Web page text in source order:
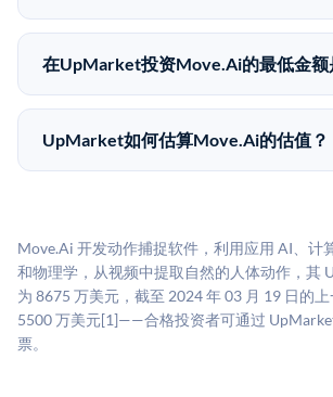
为FINRA注册的经纪交易商促成这些交
理合规、文件和结算事宜。
Pre-IPO持股主要有两种退出途径：在
售给其他买家，或持有直到公司完成IPO
市场条件。任何退出的时间都是不可预
做好多年持有的准备。
在UpMarket投资Move.Ai的最低金额
UpMarket上大多数Pre-IPO产品的最低
50,000美元。具体金额可能因产品和股
UpMarket如何估算Move.Ai的估值？
司可比倍数应用私有公司折扣，以反映
息不对称。此估值不构成投资建议，可
格存在重大差异。
Move.Ai 开发动作捕捉软件，利用应用 AI、计
和物理学，从视频中提取自然的人体动作，其
为 8675 万美元，截至 2024 年 03 月 19 日的
5500 万美元[1]——合格投资者可通过
票。